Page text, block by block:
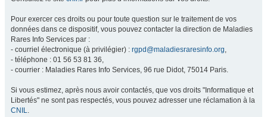
Pour exercer ces droits ou pour toute question sur le traitement de vos
données dans ce dispositif, vous pouvez contacter la direction de Maladies
Rares Info Services par :
- courriel électronique (à privilégier) : rgpd@maladiesraresinfo.org,
- téléphone : 01 56 53 81 36,
- courrier : Maladies Rares Info Services, 96 rue Didot, 75014 Paris.
Si vous estimez, après nous avoir contactés, que vos droits "Informatique et
Libertés" ne sont pas respectés, vous pouvez adresser une réclamation à la
CNIL.